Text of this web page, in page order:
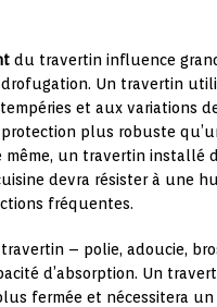
du travertin influence
Un travertin
et aux variations
plus robuste
même, un travertin installé
devra résister à une
fréquentes.
– polie, adoucie,
d’absorption. Un
fermée et nécessitera